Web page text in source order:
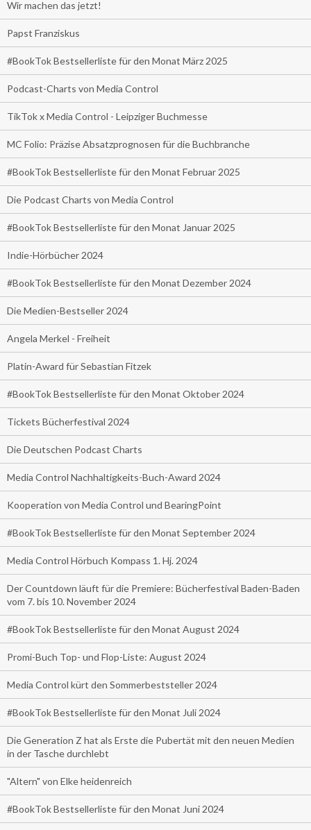
Wir machen das jetzt!
Papst Franziskus
#BookTok Bestsellerliste für den Monat März 2025
Podcast-Charts von Media Control
TikTok x Media Control - Leipziger Buchmesse
MC Folio: Präzise Absatzprognosen für die Buchbranche
#BookTok Bestsellerliste für den Monat Februar 2025
Die Podcast Charts von Media Control
#BookTok Bestsellerliste für den Monat Januar 2025
Indie-Hörbücher 2024
#BookTok Bestsellerliste für den Monat Dezember 2024
Die Medien-Bestseller 2024
Angela Merkel - Freiheit
Platin-Award für Sebastian Fitzek
#BookTok Bestsellerliste für den Monat Oktober 2024
Tickets Bücherfestival 2024
Die Deutschen Podcast Charts
Media Control Nachhaltigkeits-Buch-Award 2024
Kooperation von Media Control und BearingPoint
#BookTok Bestsellerliste für den Monat September 2024
Media Control Hörbuch Kompass 1. Hj. 2024
Der Countdown läuft für die Premiere: Bücherfestival Baden-Baden
vom 7. bis 10. November 2024
#BookTok Bestsellerliste für den Monat August 2024
Promi-Buch Top- und Flop-Liste: August 2024
Media Control kürt den Sommerbeststeller 2024
#BookTok Bestsellerliste für den Monat Juli 2024
Die Generation Z hat als Erste die Pubertät mit den neuen Medien
in der Tasche durchlebt
"Altern" von Elke heidenreich
#BookTok Bestsellerliste für den Monat Juni 2024